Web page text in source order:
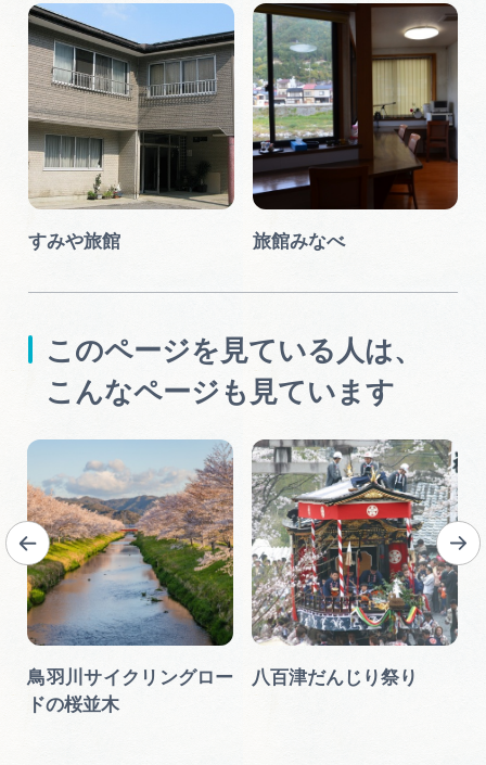
すみや旅館 旅館みなべ
このページを見ている人は、
こんなページも見ています
鳥羽川サイクリングロー
ドの桜並木
八百津だんじり祭り